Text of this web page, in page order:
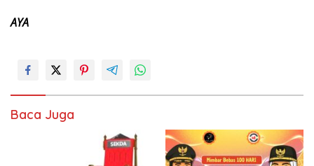
AYA
Baca Juga